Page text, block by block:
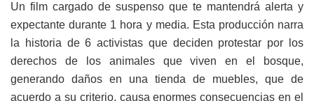
Un film cargado de suspenso que te mantendrá alerta y
expectante durante 1 hora y media. Esta producción narra
la historia de 6 activistas que deciden protestar por los
derechos de los animales que viven en el bosque,
generando daños en una tienda de muebles, que de
acuerdo a su criterio, causa enormes consecuencias en el